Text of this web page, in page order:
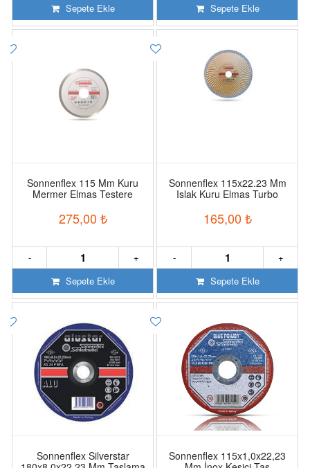
Sepete Ekle
Sepete Ekle
Sonnenflex 115 Mm Kuru
Mermer Elmas Testere
275,00 ₺
+
-
Sepete Ekle
Sonnenflex 115x22.23 Mm
Islak Kuru Elmas Turbo
165,00 ₺
+
-
Sepete Ekle
Sonnenflex Silverstar
Sonnenflex 115x1,0x22,23